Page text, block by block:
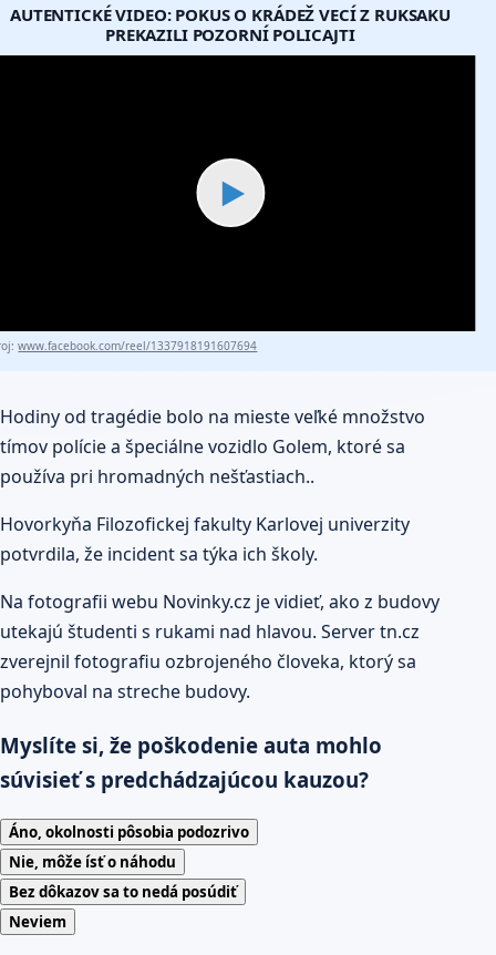
AUTENTICKÉ VIDEO: POKUS O KRÁDEŽ VECÍ Z RUKSAKU
PREKAZILI POZORNÍ POLICAJTI
▶
www.facebook.com/reel/1337918191607694
Hodiny od tragédie bolo na mieste veľké množstvo
tímov polície a špeciálne vozidlo Golem, ktoré sa
používa pri hromadných nešťastiach..
Hovorkyňa Filozofickej fakulty Karlovej univerzity
potvrdila, že incident sa týka ich školy.
Na fotografii webu Novinky.cz je vidieť, ako z budovy
utekajú študenti s rukami nad hlavou. Server tn.cz
zverejnil fotografiu ozbrojeného človeka, ktorý sa
pohyboval na streche budovy.
Myslíte si, že poškodenie auta mohlo
súvisieť s predchádzajúcou kauzou?
Áno, okolnosti pôsobia podozrivo
Nie, môže ísť o náhodu
Bez dôkazov sa to nedá posúdiť
Neviem